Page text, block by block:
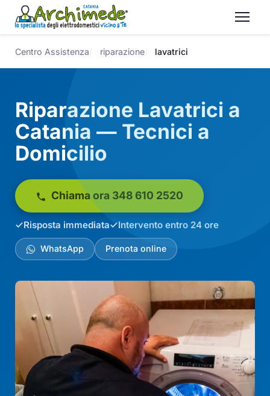
Centro Assistenza riparazione lavatrici
Riparazione Lavatrici a
Catania — Tecnici a
Domicilio
Chiama ora 348 610 2520
Risposta immediata Intervento entro 24 ore
WhatsApp Prenota online